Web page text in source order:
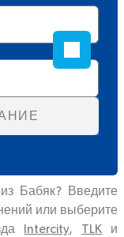
Бабяк? Введите
или выберите
Intercity, TLK и